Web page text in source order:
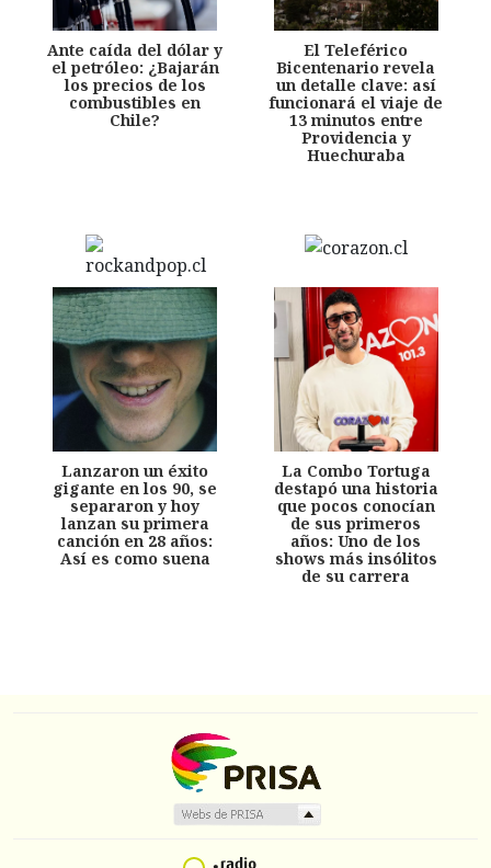
Ante caída del dólar y
el petróleo: ¿Bajarán
los precios de los
combustibles en
Chile?
El Teleférico
Bicentenario revela
un detalle clave: así
funcionará el viaje de
13 minutos entre
Providencia y
Huechuraba
Lanzaron un éxito
gigante en los 90, se
separaron y hoy
lanzan su primera
canción en 28 años:
Así es como suena
La Combo Tortuga
destapó una historia
que pocos conocían
de sus primeros
años: Uno de los
shows más insólitos
de su carrera